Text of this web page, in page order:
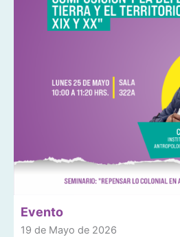
Evento
19 de Mayo de 2026